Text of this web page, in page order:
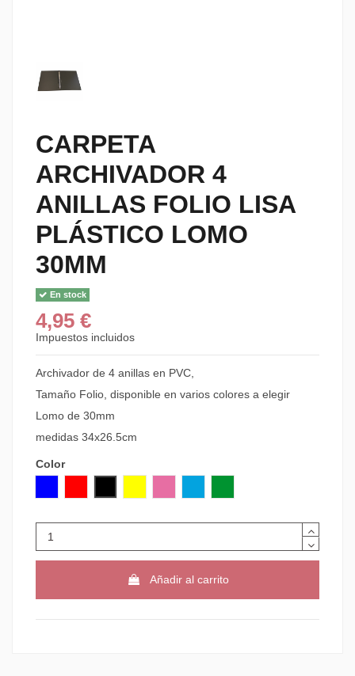
CARPETA
ARCHIVADOR 4
ANILLAS FOLIO LISA
PLÁSTICO LOMO
30MM
En stock
4,95 €
Impuestos incluidos
Archivador de 4 anillas en PVC,
Tamaño Folio, disponible en varios colores a elegir
Lomo de 30mm
medidas 34x26.5cm
Color
Añadir al carrito